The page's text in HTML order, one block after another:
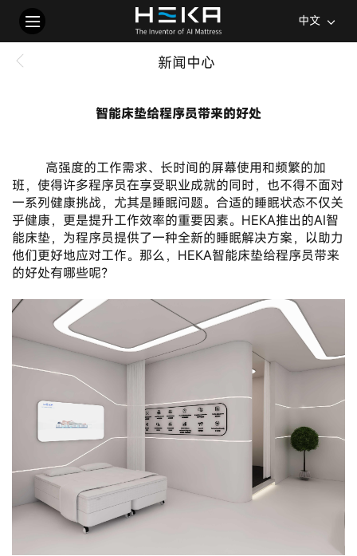
中文
新闻中心
智能床垫给程序员带来的好处
班，使得许多程序员在享受职业成就的同时，也不得不面对
一系列健康挑战，尤其是睡眠问题。合适的睡眠状态不仅关
乎健康，更是提升工作效率的重要因素。HEKA推出的AI智
能床垫，为程序员提供了一种全新的睡眠解决方案，以助力
他们更好地应对工作。那么，HEKA智能床垫给程序员带来
的好处有哪些呢？